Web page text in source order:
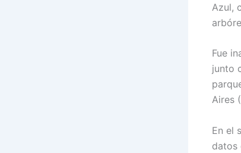
Azul,
Fue
junto
Aires
En el
datos